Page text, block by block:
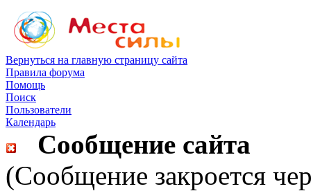
Вернуться на главную страницу сайта
Правила форума
Помощь
Поиск
Пользователи
Календарь
Сообщение сайта
(Сообщение закроется